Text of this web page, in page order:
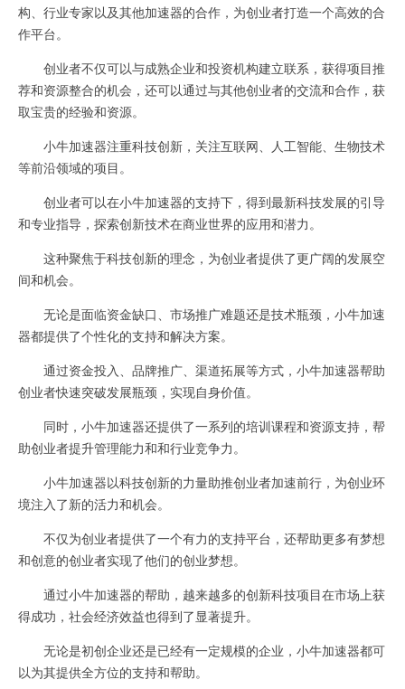
构、行业专家以及其他加速器的合作，为创业者打造一个高效的合
作平台。
创业者不仅可以与成熟企业和投资机构建立联系，获得项目推
荐和资源整合的机会，还可以通过与其他创业者的交流和合作，获
取宝贵的经验和资源。
小牛加速器注重科技创新，关注互联网、人工智能、生物技术
等前沿领域的项目。
创业者可以在小牛加速器的支持下，得到最新科技发展的引导
和专业指导，探索创新技术在商业世界的应用和潜力。
这种聚焦于科技创新的理念，为创业者提供了更广阔的发展空
间和机会。
无论是面临资金缺口、市场推广难题还是技术瓶颈，小牛加速
器都提供了个性化的支持和解决方案。
通过资金投入、品牌推广、渠道拓展等方式，小牛加速器帮助
创业者快速突破发展瓶颈，实现自身价值。
同时，小牛加速器还提供了一系列的培训课程和资源支持，帮
助创业者提升管理能力和和行业竞争力。
小牛加速器以科技创新的力量助推创业者加速前行，为创业环
境注入了新的活力和机会。
不仅为创业者提供了一个有力的支持平台，还帮助更多有梦想
和创意的创业者实现了他们的创业梦想。
通过小牛加速器的帮助，越来越多的创新科技项目在市场上获
得成功，社会经济效益也得到了显著提升。
无论是初创企业还是已经有一定规模的企业，小牛加速器都可
以为其提供全方位的支持和帮助。